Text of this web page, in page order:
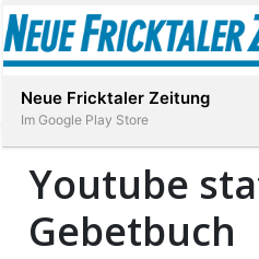
Youtube
Gebetbuch
Neue Fricktaler Zeitung
Im Google Play Store